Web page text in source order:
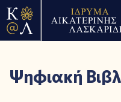
Ψηφιακή